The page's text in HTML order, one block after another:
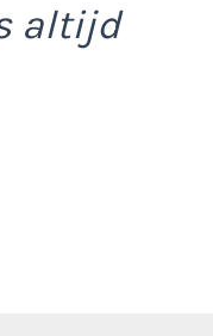
altijd